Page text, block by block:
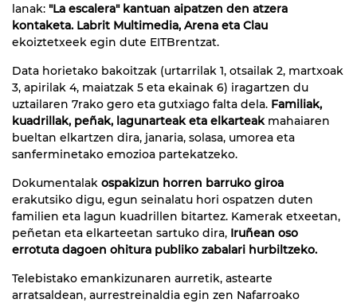
lanak: "La escalera" kantuan aipatzen den atzera
kontaketa. Labrit Multimedia, Arena eta Clau
ekoiztetxeek egin dute EITBrentzat.
Data horietako bakoitzak (urtarrilak 1, otsailak 2, martxoak
3, apirilak 4, maiatzak 5 eta ekainak 6) iragartzen du
uztailaren 7rako gero eta gutxiago falta dela. Familiak,
kuadrillak, peñak, lagunarteak eta elkarteakmahaiaren
bueltan elkartzen dira, janaria, solasa, umorea eta
sanferminetako emozioa partekatzeko.
Dokumentalak ospakizun horren barruko giroa
erakutsiko digu, egun seinalatu hori ospatzen duten
familien eta lagun kuadrillen bitartez. Kamerak etxeetan,
peñetan eta elkarteetan sartuko dira, Iruñean oso
errotuta dagoen ohitura publiko zabalari hurbiltzeko.
Telebistako emankizunaren aurretik, astearte
arratsaldean, aurrestreinaldia egin zen Nafarroako